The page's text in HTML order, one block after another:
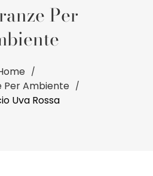
Per
Per Ambiente
Uva Rossa